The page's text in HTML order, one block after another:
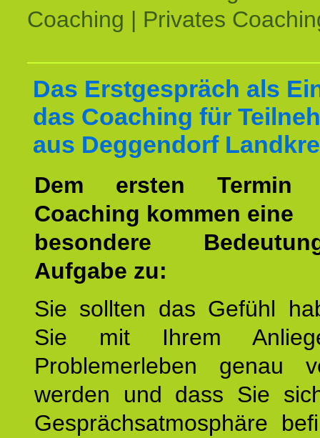
Coaching | Privates
Das Erstgespräch als
das Coaching für
aus Deggendorf
Dem ersten
Coaching kommen eine
besondere
Aufgabe zu:
Sie sollten das Gefühl
Sie mit Ihrem
Problemerleben genau
werden und dass Sie
Gesprächsatmosphäre